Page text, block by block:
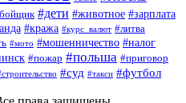
#дети #животное #зарплата
#кража #курс_валют #литва
#мото #мошенничество #налог
#пожар #польша #приговор
#суд #такси #футбол